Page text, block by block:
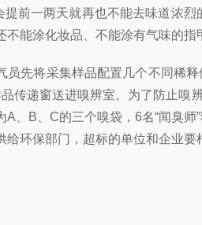
提前一两天就再也不能去味道浓
不能涂化妆品、不能涂有气味的
将采集样品配置几个不同稀释
品传递窗送进嗅辨室。为了防止
A、B、C的三个嗅袋，6名“闻臭
给环保部门，超标的单位和企业要